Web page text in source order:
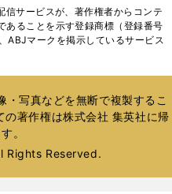
く
ド
ウ
で
ィ
ン
ド
開
く
サービスが、著作権者からコンテ
あることを示す登録商標（登録番号
ABJマークを掲示しているサービス
写真などを無断で複製するこ
の著作権は株式会社 集英社に帰
。
Rights Reserved.